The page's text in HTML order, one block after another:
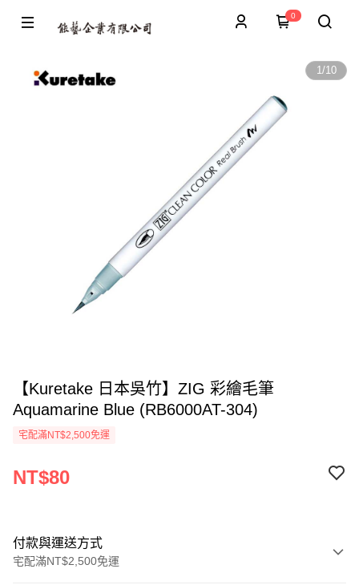
0
1/10
【Kuretake 日本吳竹】ZIG 彩繪毛筆
Aquamarine Blue (RB6000AT-304)
宅配滿NT$2,500免運
NT$80
付款與運送方式
宅配滿NT$2,500免運